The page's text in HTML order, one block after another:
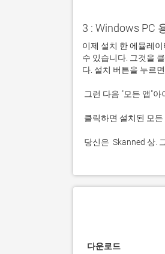
3 : Windows PC
이제 설치 한 에뮬레
수 있습니다. 그것을
당신은  Skanned 상.
다운로드